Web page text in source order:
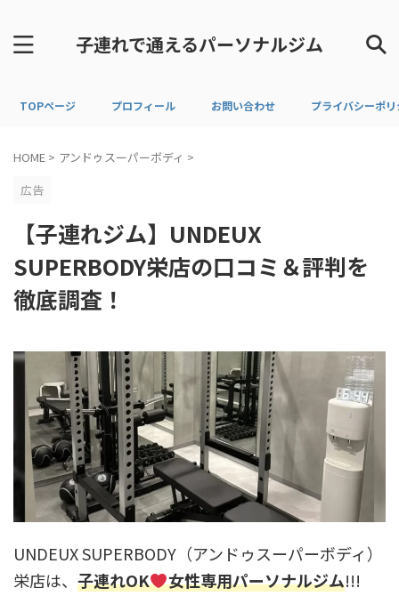
子連れで通えるパーソナルジム
TOPページ プロフィール お問い合わせ プライバシーポ
HOME > アンドゥスーパーボディ >
広告
【子連れジム】UNDEUX
SUPERBODY栄店の口コミ＆評判を
徹底調査！
UNDEUX SUPERBODY（アンドゥスーパーボディ）
栄店は、 子連れOK 女性専用パーソナルジム!!!